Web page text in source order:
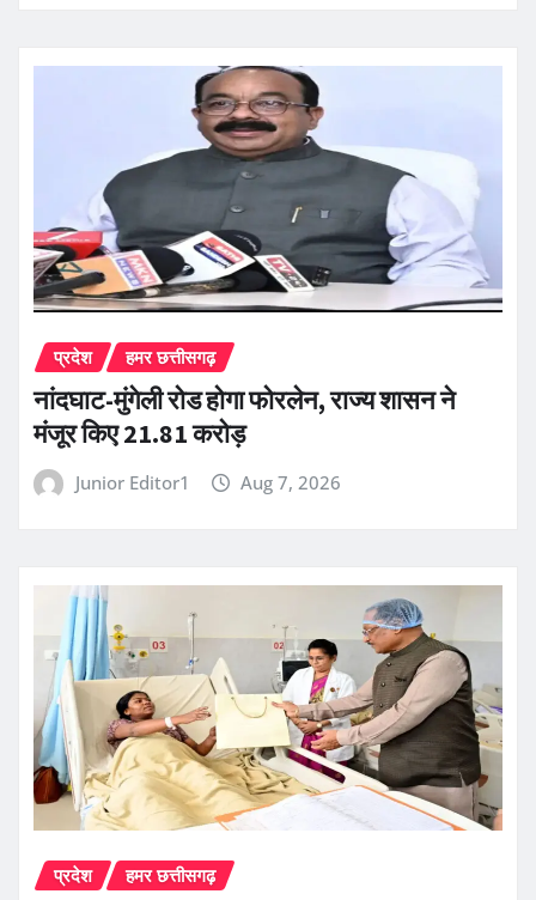
प्रदेश हमर छत्तीसगढ़
नांदघाट-मुंगेली रोड होगा फोरलेन, राज्य शासन ने
मंजूर किए 21.81 करोड़
Junior Editor1 Aug 7, 2026
प्रदेश हमर छत्तीसगढ़